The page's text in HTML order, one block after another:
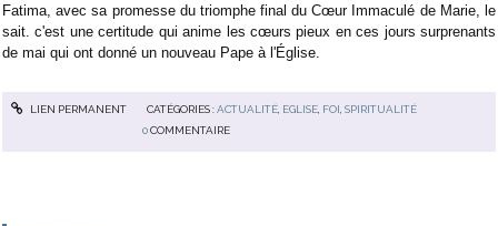
Fatima, avec sa promesse du triomphe final du Cœur Immaculé de Marie, le
sait. c'est une certitude qui anime les cœurs pieux en ces jours surprenants
de mai qui ont donné un nouveau Pape à l'Église.
LIEN PERMANENT CATÉGORIES :ACTUALITÉ, EGLISE, FOI, SPIRITUALITÉ
0 COMMENTAIRE